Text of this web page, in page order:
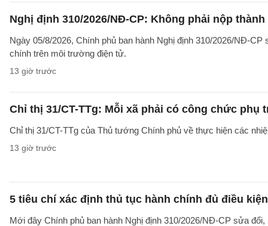
Nghị định 310/2026/NĐ-CP: Không phải nộp
Ngày 05/8/2026, Chính phủ ban hành Nghị định 310/2026/NĐ-
chính trên môi trường điện tử.
13 giờ trước
Chỉ thị 31/CT-TTg: Mỗi xã phải có công chức phụ
Chỉ thị 31/CT-TTg của Thủ tướng Chính phủ về thực hiện các
13 giờ trước
5 tiêu chí xác định thủ tục hành chính đủ điều
Mới đây Chính phủ ban hành Nghị định 310/2026/NĐ-CP sửa